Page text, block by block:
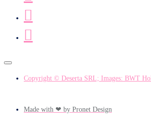
Copyright © Deserta SRL; Images: BWT
Made with ❤ by Pronet Design